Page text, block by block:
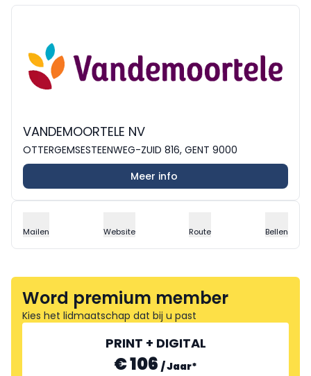
VANDEMOORTELE NV
OTTERGEMSESTEENWEG-ZUID 816, GENT 9000
Meer info
Mailen Website Route Bellen
Word premium member
Kies het lidmaatschap dat bij u past
PRINT + DIGITAL
€ 106 /Jaar*